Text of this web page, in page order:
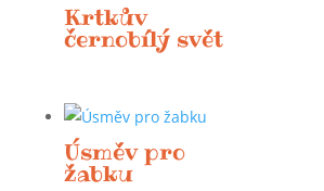
Krtkův
černobílý svět
Úsměv pro
žabku